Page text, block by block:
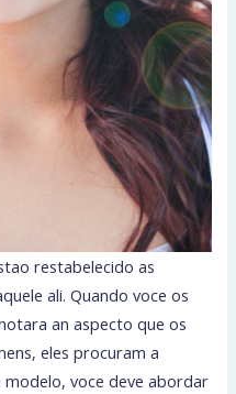
restabelecido as
ali. Quando voce os
an aspecto que os
eles procuram a
modelo, voce deve abordar